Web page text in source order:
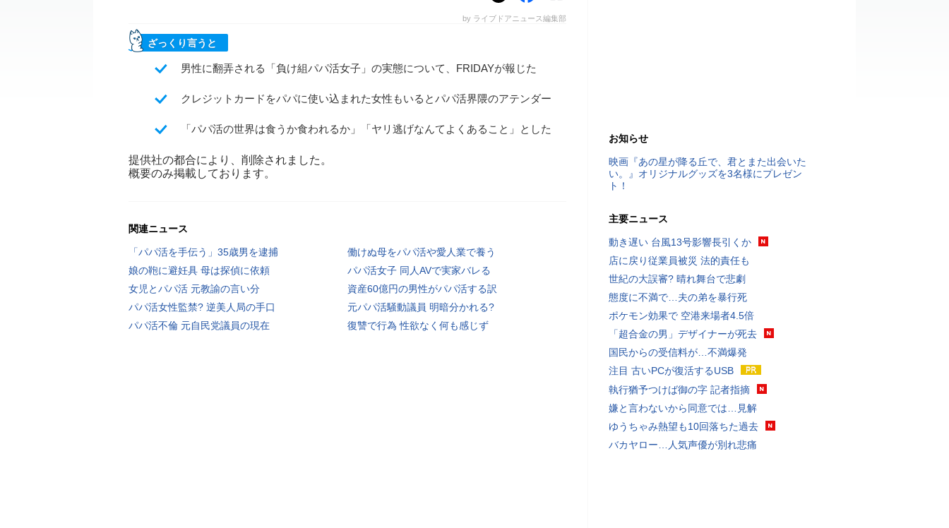
by ライブドアニュース編集部
ざっくり言うと
男性に翻弄される「負け組パパ活女子」の実態について、FRIDAYが報じた
クレジットカードをパパに使い込まれた女性もいるとパパ活界隈のアテンダー
「パパ活の世界は食うか食われるか」「ヤリ逃げなんてよくあること」とした
提供社の都合により、削除されました。
概要のみ掲載しております。
関連ニュース
「パパ活を手伝う」35歳男を逮捕
働けぬ母をパパ活や愛人業で養う
娘の鞄に避妊具 母は探偵に依頼
パパ活女子 同人AVで実家バレる
女児とパパ活 元教諭の言い分
資産60億円の男性がパパ活する訳
パパ活女性監禁? 逆美人局の手口
元パパ活騒動議員 明暗分かれる?
パパ活不倫 元自民党議員の現在
復讐で行為 性欲なく何も感じず
お知らせ
映画『あの星が降る丘で、君とまた出会いた
い。』オリジナルグッズを3名様にプレゼン
ト！
主要ニュース
動き遅い 台風13号影響長引くか
店に戻り従業員被災 法的責任も
世紀の大誤審? 晴れ舞台で悲劇
態度に不満で…夫の弟を暴行死
ポケモン効果で 空港来場者4.5倍
「超合金の男」デザイナーが死去
国民からの受信料が…不満爆発
注目 古いPCが復活するUSB
執行猶予つけば御の字 記者指摘
嫌と言わないから同意では…見解
ゆうちゃみ熱望も10回落ちた過去
バカヤロー…人気声優が別れ悲痛